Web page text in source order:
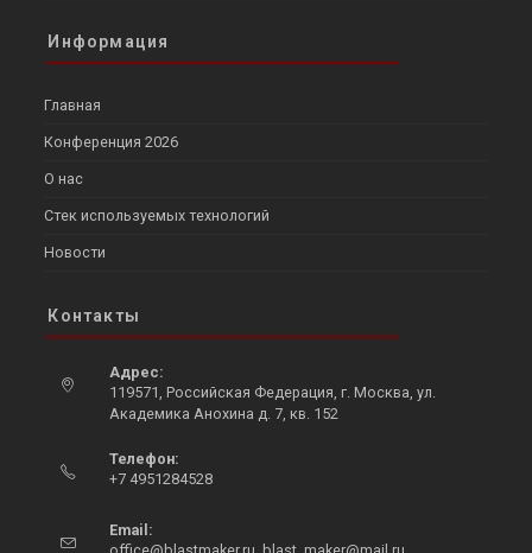
Информация
Главная
Конференция 2026
О нас
Стек используемых технологий
Новости
Контакты
Адрес:
119571, Российская Федерация, г. Москва, ул.
Академика Анохина д. 7, кв. 152
in
a
tab
Телефон:
+7 4951284528
in
Email: